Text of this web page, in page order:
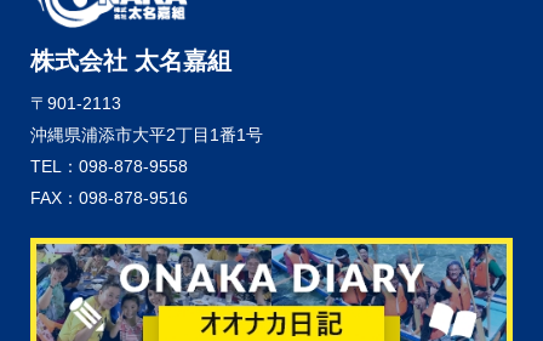
株式会社 太名嘉組
〒901-2113
沖縄県浦添市大平2丁目1番1号
TEL：098-878-9558
FAX：098-878-9516